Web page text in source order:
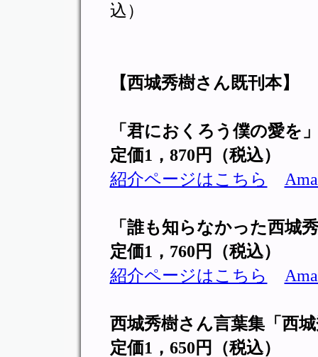
込）
【西城秀樹さん既刊本】
「君におくろう僕の愛を
定価1，870円（税込）
紹介ページはこちら
「誰も知らなかった西城
定価1，760円（税込）
紹介ページはこちら
西城秀樹さん言葉集「西
定価1，650円（税込）